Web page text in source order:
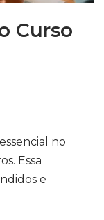
Curso
no
Essa
e